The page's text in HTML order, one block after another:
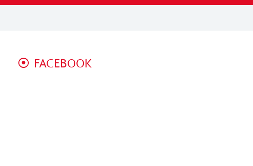
FACEBOOK